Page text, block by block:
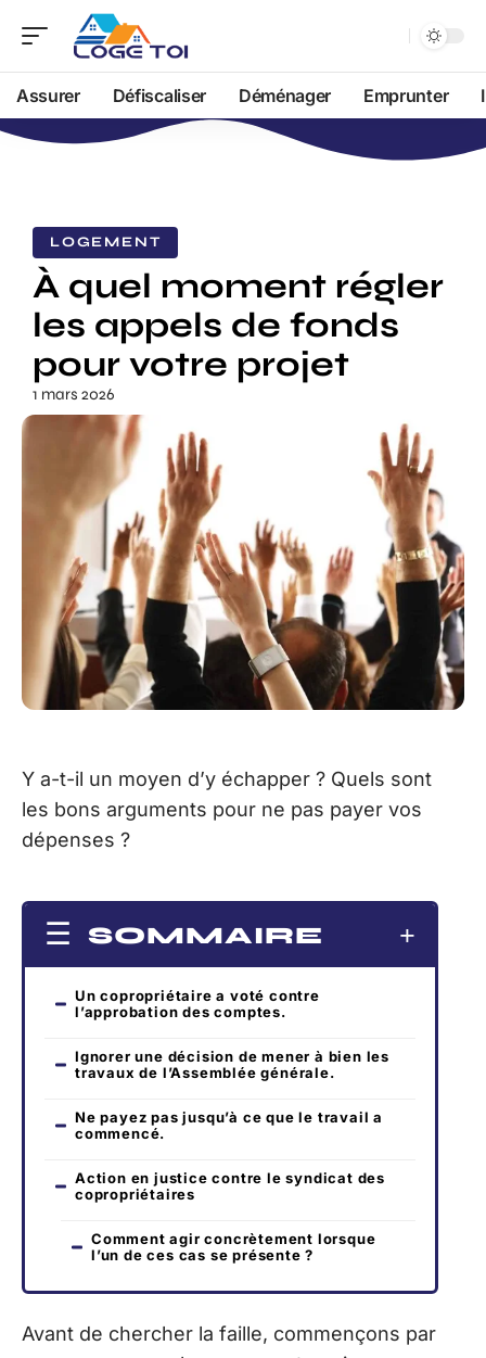
Assurer Défiscaliser Déménager Emprunter
LOGEMENT
À quel moment régler
les appels de fonds
pour votre projet
1 mars 2026
Y a-t-il un moyen d’y échapper ? Quels sont
les bons arguments pour ne pas payer vos
dépenses ?
SOMMAIRE
Un copropriétaire a voté contre
l’approbation des comptes.
Ignorer une décision de mener à bien les
travaux de l’Assemblée générale.
Ne payez pas jusqu’à ce que le travail a
commencé.
Action en justice contre le syndicat des
copropriétaires
Comment agir concrètement lorsque
l’un de ces cas se présente ?
Avant de chercher la faille, commençons par